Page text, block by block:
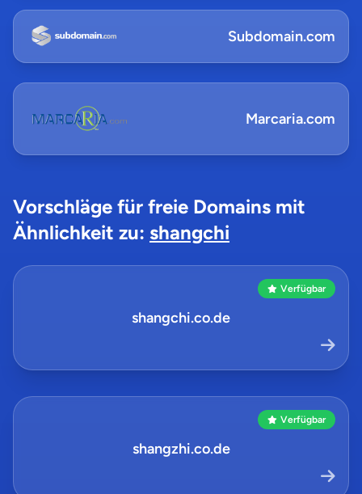
Subdomain.com
Marcaria.com
Vorschläge für freie Domains mit
Ähnlichkeit zu: shangchi
Verfügbar
shangchi.co.de
Verfügbar
shangzhi.co.de